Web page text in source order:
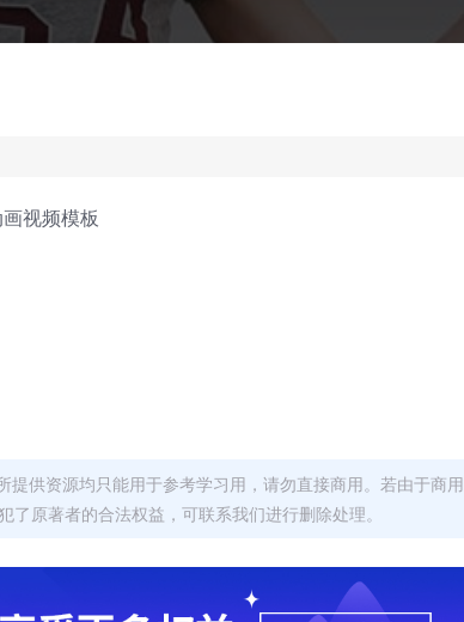
视频模板
供资源均只能用于参考学习用，请勿直接商用。若由于商用
原著者的合法权益，可联系我们进行删除处理。